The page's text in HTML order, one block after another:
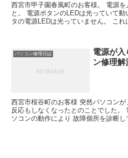
西宮市甲子園春風町のお客様。 電源
と。 電源ボタンのLEDは光っていて
タの電源LEDは光っていません。 これ
パソコン修理日誌
電源が入
ン修理解
西宮市桜谷町のお客様 突然パソコン
反応もしなくなったとのことでした。
ソコンの動作により 故障個所を診断